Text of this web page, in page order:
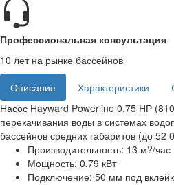
Профессиональная консультация
10 лет на рынке бассейнов
Описание
Характеристики
Насос Hayward Powerline 0,75 НР
перекачивания воды в системах
бассейнов средних габаритов (до 52
Производительность: 13 м?/час
Мощность: 0.79 кВт
Подключение: 50 мм под